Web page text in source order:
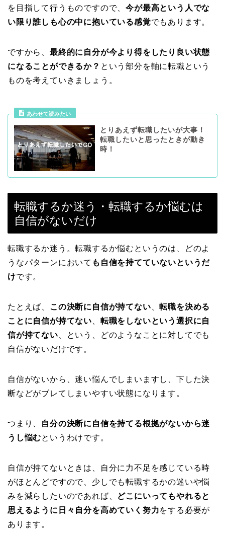
を目指して行うものですので、今が最高という人でな
い限り誰しも心の中に抱いている感覚でもあります。
ですから、 最終的に自分が今より得をしたり良い状態
になることができるか？ という部分を軸に転職という
ものを考えていきましょう。
あわせて読みたい
とりあえず転職したいが大事！
転職したいと思ったときが動き
時！
転職するか迷う・転職するか悩むは
自信がないだけ
転職するか迷う。転職するか悩むというのは、どのよ
うなパターンにおいて も自信を持てていないというだ
けです。
たとえば、 この決断に自信が持てない 、転職を決める
ことに自信が持てない
転職をしないという選択に自
信が持てない 、という、どのようなことに対してでも
自信がないだけです。
自信がないから、迷い悩んでしまいますし、下した決
断などがブレてしまいやすい状態になります。
つまり、
自分の決断に自信を持てる根拠がないから迷
うし悩むというわけです。
自信が持てないときは、自分に力不足を感じている時
がほとんどですので、少しでも転職するかの迷いや悩
みを減らしたいのであれば、 どこにいってもやれると
思えるように日々自分を高めていく努力をする必要が
あります。